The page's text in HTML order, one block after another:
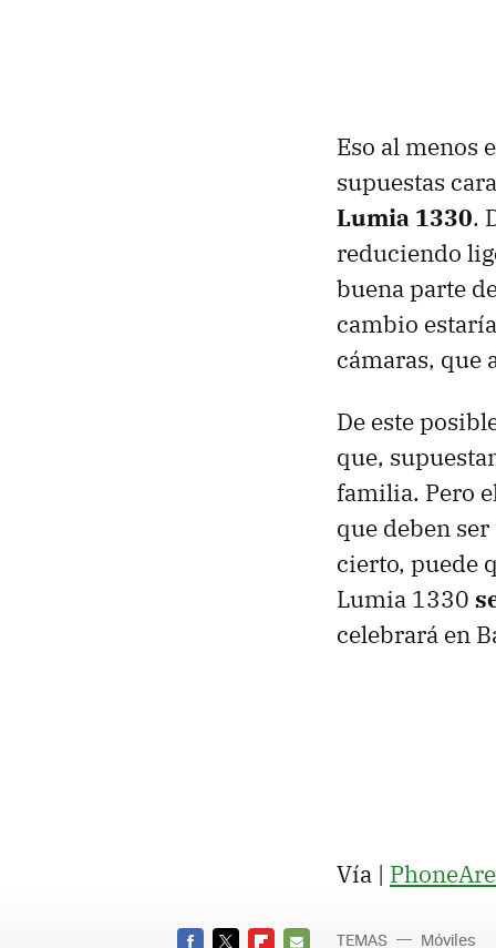
Eso al menos
supuestas
Lumia 1330.
reduciendo
buena parte
cambio
cámaras, que
De este
que,
familia. Pero
que deben
cierto, puede
Lumia 1330
celebrará en
Vía |
TEMAS Móviles